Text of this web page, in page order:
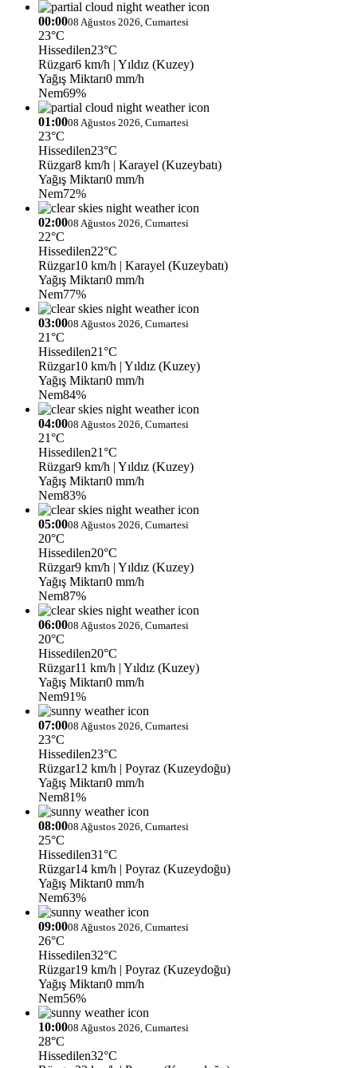
00:0008 Ağustos 2026, Cumartesi
23°C
Hissedilen23°C
Rüzgar6 km/h | Yıldız (Kuzey)
Yağış Miktarı0 mm/h
Nem69%
01:0008 Ağustos 2026, Cumartesi
23°C
Hissedilen23°C
Rüzgar8 km/h | Karayel (Kuzeybatı)
Yağış Miktarı0 mm/h
Nem72%
02:0008 Ağustos 2026, Cumartesi
22°C
Hissedilen22°C
Rüzgar10 km/h | Karayel (Kuzeybatı)
Yağış Miktarı0 mm/h
Nem77%
03:0008 Ağustos 2026, Cumartesi
21°C
Hissedilen21°C
Rüzgar10 km/h | Yıldız (Kuzey)
Yağış Miktarı0 mm/h
Nem84%
04:0008 Ağustos 2026, Cumartesi
21°C
Hissedilen21°C
Rüzgar9 km/h | Yıldız (Kuzey)
Yağış Miktarı0 mm/h
Nem83%
05:0008 Ağustos 2026, Cumartesi
20°C
Hissedilen20°C
Rüzgar9 km/h | Yıldız (Kuzey)
Yağış Miktarı0 mm/h
Nem87%
06:0008 Ağustos 2026, Cumartesi
20°C
Hissedilen20°C
Rüzgar11 km/h | Yıldız (Kuzey)
Yağış Miktarı0 mm/h
Nem91%
07:0008 Ağustos 2026, Cumartesi
23°C
Hissedilen23°C
Rüzgar12 km/h | Poyraz (Kuzeydoğu)
Yağış Miktarı0 mm/h
Nem81%
08:0008 Ağustos 2026, Cumartesi
25°C
Hissedilen31°C
Rüzgar14 km/h | Poyraz (Kuzeydoğu)
Yağış Miktarı0 mm/h
Nem63%
09:0008 Ağustos 2026, Cumartesi
26°C
Hissedilen32°C
Rüzgar19 km/h | Poyraz (Kuzeydoğu)
Yağış Miktarı0 mm/h
Nem56%
10:0008 Ağustos 2026, Cumartesi
28°C
Hissedilen32°C